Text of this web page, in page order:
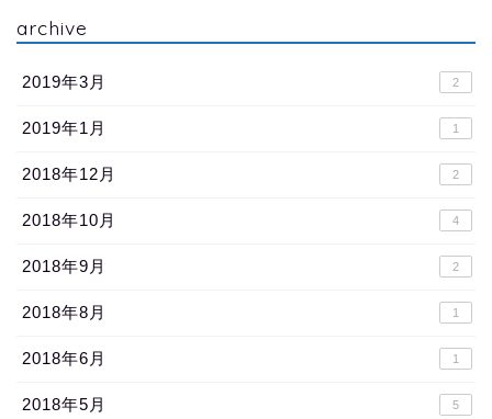
archive
2019年3月 2
2019年1月 1
2018年12月 2
2018年10月 4
2018年9月 2
2018年8月 1
2018年6月 1
2018年5月 5